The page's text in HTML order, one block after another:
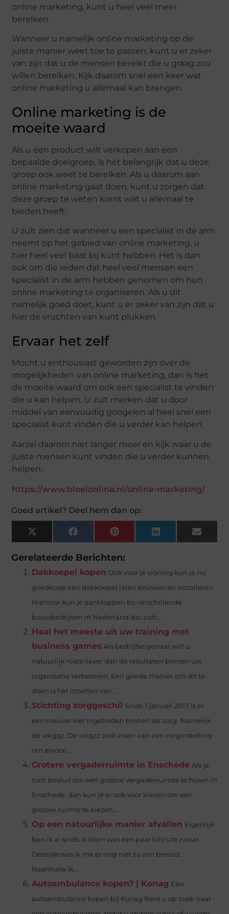
online marketing, kunt u heel veel meer
bereiken.
Wanneer u namelijk online marketing op de
juiste manier weet toe te passen, kunt u er zeker
van zijn dat u de mensen bereikt die u graag zou
willen bereiken. Kijk daarom snel een keer wat
online marketing u allemaal kan brengen.
Online marketing is de
moeite waard
Als u een product wilt verkopen aan een
bepaalde doelgroep, is het belangrijk dat u deze
groep ook weet te bereiken. Als u daarom aan
online marketing gaat doen, kunt u zorgen dat
deze groep te weten komt wat u allemaal te
bieden heeft.
U zult zien dat wanneer u een specialist in de arm
neemt op het gebied van online marketing, u
hier heel veel baat bij kunt hebben. Het is dan
ook om die reden dat heel veel mensen een
specialist in de arm hebben genomen om hun
online marketing te organiseren. Als u dit
namelijk goed doet, kunt u er zeker van zijn dat u
hier de vruchten van kunt plukken.
Ervaar het zelf
Mocht u enthousiast geworden zijn over de
mogelijkheden van online marketing, dan is het
de moeite waard om ook een specialist te vinden
die u kan helpen. U zult merken dat u door
middel van eenvoudig googelen al heel snel een
specialist kunt vinden die u verder kan helpen.
Aarzel daarom niet langer meer en kijk waar u de
juiste mensen kunt vinden die u verder kunnen
helpen.
https://www.bloeionline.nl/online-marketing/
Goed artikel? Deel hem dan op:
X
(Twitter)
Facebook Pinterest LinkedIn Email
Gerelateerde Berichten:
Dakkoepel kopen Ook voor je woning kun je nu
goedkoop een dakkoepel laten bouwen en installeren.
Hiervoor kun je aankloppen bij verschillende
bouwbedrijven in Nederland dat zich...
Haal het meeste uit uw training met
business games Als bedrijfseigenaar wilt u
natuurlijk niets liever dan de resultaten binnen uw
organisatie verbeteren. Een goede manier om dit te
doen is het inzetten van...
Stichting zorggeschil Sinds 1 januari 2017 is er
een nieuwe wet ingetreden binnen de zorg. Namelijk
de wkggz. De wkgzz stelt eisen aan een zorginstelling
om ervoor...
Grotere vergaderruimte in Enschede Als je
toch besluit om een grotere vergaderruimte te huren in
Enschede, dan kun je er ook voor kiezen om een
grotere ruimte te kiezen....
Op een natuurlijke manier afvallen Eigenlijk
ben ik al sinds ik klein was een paar kilo’s te zwaar.
Destijds was ik me er nog niet zo van bewust.
Naarmate ik...
Autoambulance kopen? | Konag Een
autoambulance kopen bij Konag Bent u op zoek naar